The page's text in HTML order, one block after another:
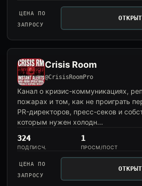
ЦЕНА ПО
ЗАПРОСУ
Crisis Room
@CrisisRoomPro
Канал о кризис-коммуникациях,
пожарах и том, как не проиграть
PR-директоров, пресс-секов и
которым нужен холодн...
324
ПОДПИСЧ.
1
ПРОСМ/ПОСТ
ЦЕНА ПО
ЗАПРОСУ